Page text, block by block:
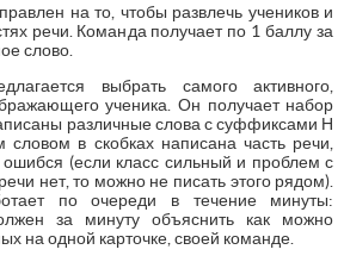
на то, чтобы развлечь учеников и
речи. Команда получает по 1 баллу за
слово.
выбрать самого активного,
ученика. Он получает набор
различные слова с суффиксами Н
в скобках написана часть речи,
ошибся (если класс сильный и проблем с
нет, то можно не писать этого рядом).
по очереди в течение минуты:
за минуту объяснить как можно
на одной карточке, своей команде.